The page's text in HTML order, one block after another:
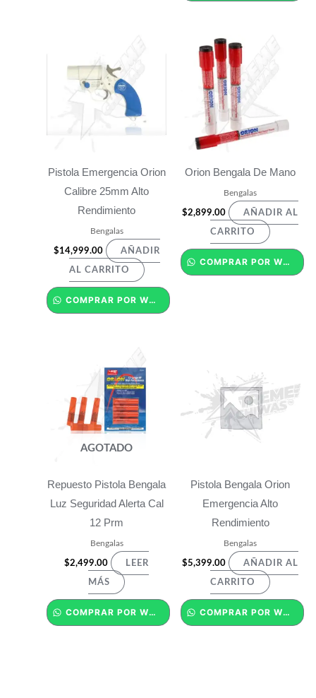
Pistola Emergencia Orion
Calibre 25mm Alto
Rendimiento
Bengalas
$14,999.00 AÑADIR
AL CARRITO
COMPRAR POR WHATSAPP
Orion Bengala De Mano
Bengalas
$2,899.00 AÑADIR AL
CARRITO
COMPRAR POR WHATSAPP
AGOTADO
Repuesto Pistola Bengala
Luz Seguridad Alerta Cal
12 Prm
Bengalas
$2,499.00 LEER
MÁS
COMPRAR POR WHATSAPP
Pistola Bengala Orion
Emergencia Alto
Rendimiento
Bengalas
$5,399.00 AÑADIR AL
CARRITO
COMPRAR POR WHATSAPP